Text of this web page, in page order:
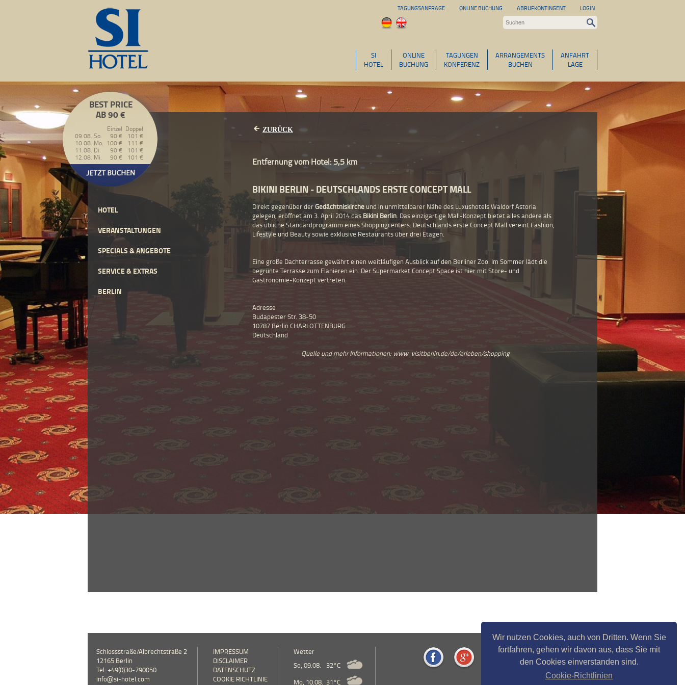
Wir nutzen Cookies, auch von Dritten. Wenn Sie
fortfahren, gehen wir davon aus, dass Sie mit
den Cookies einverstanden sind.
Cookie-Richtlinien
TAGUNGSANFRAGE ONLINE BUCHUNG ABRUFKONTINGENT LOGIN
ANFAHRT
LAGE
ARRANGEMENTS
BUCHEN
TAGUNGEN
KONFERENZ
ONLINE
BUCHUNG
SI
HOTEL
BEST PRICE
AB 90 €
Einzel Doppel
09.08. So.
90 €
101 €
10.08. Mo. 100 €
111 €
11.08. Di.
90 €
101 €
12.08. Mi.
90 € 101 €
HOTEL
VERANSTALTUNGEN
SPECIALS & ANGEBOTE
SERVICE & EXTRAS
BERLIN
ZURÜCK
Entfernung vom Hotel: 5,5 km
BIKINI BERLIN - DEUTSCHLANDS ERSTE CONCEPT MALL
Direkt gegenüber derGedächtniskircheund in unmittelbarer Nähe des Luxushotels Waldorf Astoria
gelegen, eröffnet am 3. April 2014 das Bikini Berlin. Das einzigartige Mall-Konzept bietet alles andere als
das übliche Standardprogramm eines Shoppingcenters: Deutschlands erste Concept Mall vereint Fashion,
Lifestyle und Beauty sowie exklusive Restaurants über drei Etagen.
Eine große Dachterrasse gewährt einen weitläufigen Ausblick auf den Berliner Zoo. Im Sommer lädt die
begrünte Terrasse zum Flanieren ein. Der Supermarket Concept Space ist hier mit Store- und
Gastronomie-Konzept vertreten.
Adresse
Budapester Str. 38-50
10787 Berlin CHARLOTTENBURG
Deutschland
Quelle und mehr Informationen: www. visitberlin.de/de/erleben/shopping
Schlossstraße/Albrechtstraße 2
12165 Berlin
Tel: +49(0)30-790050
info@si-hotel.com
IMPRESSUM
DISCLAIMER
DATENSCHUTZ
COOKIE RICHTLINIE
Wetter
So, 09.08.
32°C
Mo, 10.08. 31°C